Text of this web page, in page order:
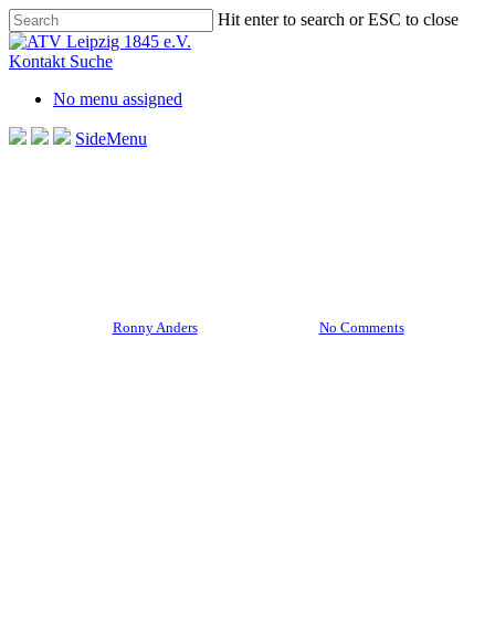
Skip
to
main
Hit enter to search or ESC to close
Close
Search
Kontakt Suche
No menu assigned
SideMenu
Ronny Anders No Comments